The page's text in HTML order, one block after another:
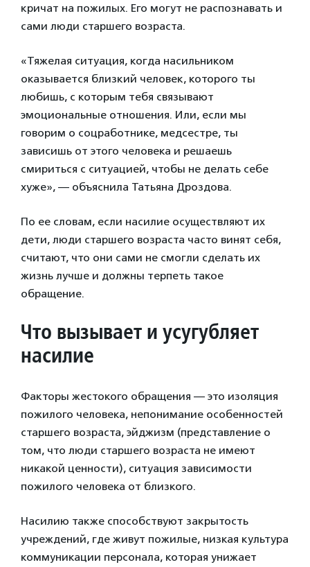
кричат на пожилых. Его могут не распознавать и
сами люди старшего возраста.
«Тяжелая ситуация, когда насильником
оказывается близкий человек, которого ты
любишь, с которым тебя связывают
эмоциональные отношения. Или, если мы
говорим о соцработнике, медсестре, ты
зависишь от этого человека и решаешь
смириться с ситуацией, чтобы не делать себе
хуже», — объяснила Татьяна Дроздова.
По ее словам, если насилие осуществляют их
дети, люди старшего возраста часто винят себя,
считают, что они сами не смогли сделать их
жизнь лучше и должны терпеть такое
обращение.
Что вызывает и усугубляет
насилие
Факторы жестокого обращения — это изоляция
пожилого человека, непонимание особенностей
старшего возраста, эйджизм (представление о
том, что люди старшего возраста не имеют
никакой ценности), ситуация зависимости
пожилого человека от близкого.
Насилию также способствуют закрытость
учреждений, где живут пожилые, низкая культура
коммуникации персонала, которая унижает